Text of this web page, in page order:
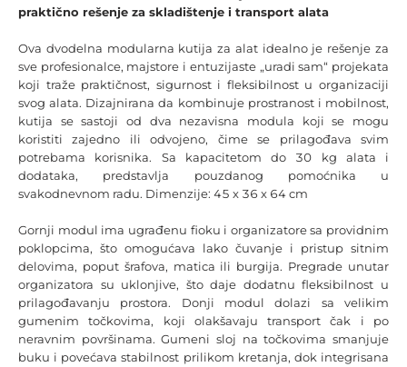
praktično rešenje za skladištenje i transport alata
Ova dvodelna modularna kutija za alat idealno je rešenje za
sve profesionalce, majstore i entuzijaste „uradi sam“ projekata
koji traže praktičnost, sigurnost i fleksibilnost u organizaciji
svog alata. Dizajnirana da kombinuje prostranost i mobilnost,
kutija se sastoji od dva nezavisna modula koji se mogu
koristiti zajedno ili odvojeno, čime se prilagođava svim
potrebama korisnika. Sa kapacitetom do 30 kg alata i
dodataka, predstavlja pouzdanog pomoćnika u
svakodnevnom radu. Dimenzije: 45 x 36 x 64 cm
Gornji modul ima ugrađenu fioku i organizatore sa providnim
poklopcima, što omogućava lako čuvanje i pristup sitnim
delovima, poput šrafova, matica ili burgija. Pregrade unutar
organizatora su uklonjive, što daje dodatnu fleksibilnost u
prilagođavanju prostora. Donji modul dolazi sa velikim
gumenim točkovima, koji olakšavaju transport čak i po
neravnim površinama. Gumeni sloj na točkovima smanjuje
buku i povećava stabilnost prilikom kretanja, dok integrisana